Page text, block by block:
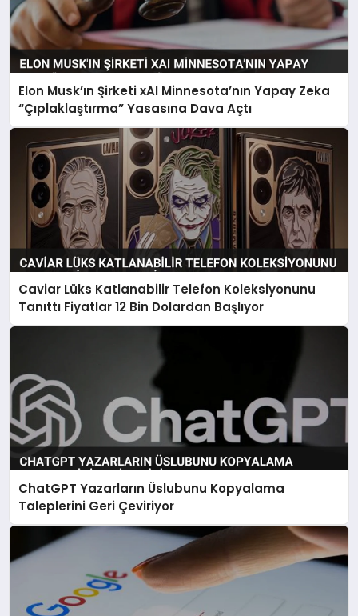
Elon Musk’ın Şirketi xAI Minnesota’nın Yapay Zeka
“Çıplaklaştırma” Yasasına Dava Açtı
Caviar Lüks Katlanabilir Telefon Koleksiyonunu
Tanıttı Fiyatlar 12 Bin Dolardan Başlıyor
ChatGPT Yazarların Üslubunu Kopyalama
Taleplerini Geri Çeviriyor